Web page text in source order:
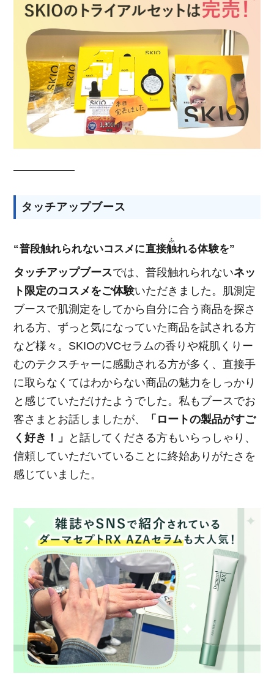
タッチアップブース
“普段触れられないコスメに直接触
ふ
れる体験を”
タッチアップブースでは、普段触れられないネッ
ト限定のコスメをご体験いただきました。肌測定
ブースで肌測定をしてから自分に合う商品を探さ
れる方、ずっと気になっていた商品を試される方
など様々。SKIOのVCセラムの香りや糀肌くりー
むのテクスチャーに感動される方が多く、直接手
に取らなくてはわからない商品の魅力をしっかり
と感じていただけたようでした。私もブースでお
客さまとお話しましたが、
「ロートの製品がすご
く好き！」
と話してくださる方もいらっしゃり、
信頼していただいていることに終始ありがたさを
感じていました。